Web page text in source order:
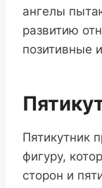
ангелы
развитию
позитивные
Пятикутник
фигуру,
сторон и